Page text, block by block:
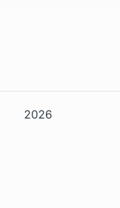
2026